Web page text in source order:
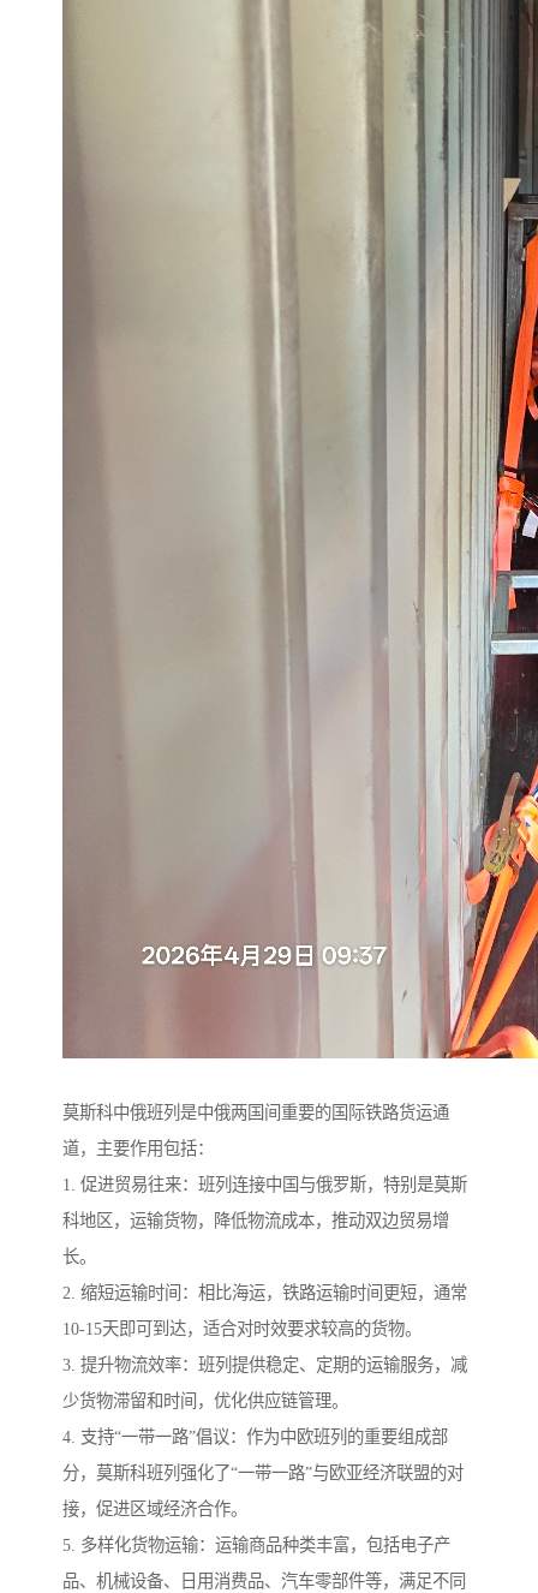
莫斯科中俄班列是中俄两国间重要的国际铁路货运通
道，主要作用包括：
1. 促进贸易往来：班列连接中国与俄罗斯，特别是莫斯
科地区，运输货物，降低物流成本，推动双边贸易增
长。
2. 缩短运输时间：相比海运，铁路运输时间更短，通常
10-15天即可到达，适合对时效要求较高的货物。
3. 提升物流效率：班列提供稳定、定期的运输服务，减
少货物滞留和时间，优化供应链管理。
4. 支持“一带一路”倡议：作为中欧班列的重要组成部
分，莫斯科班列强化了“一带一路”与欧亚经济联盟的对
接，促进区域经济合作。
5. 多样化货物运输：运输商品种类丰富，包括电子产
品、机械设备、日用消费品、汽车零部件等，满足不同